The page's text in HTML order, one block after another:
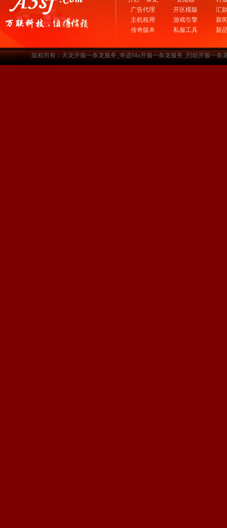
广告代理
主机租用
传奇版本
开区模版
游戏引擎
私服工具
汇
新
新
版权所有：天龙开服一条龙服务_奇迹Mu开服一条龙服务_烈焰开服一条